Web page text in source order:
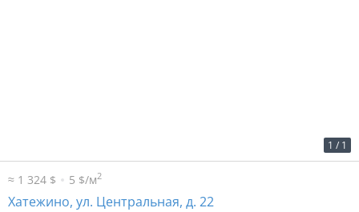
1 / 1
≈ 1 324 $ 5 $/м2
Хатежино, ул. Центральная, д. 22